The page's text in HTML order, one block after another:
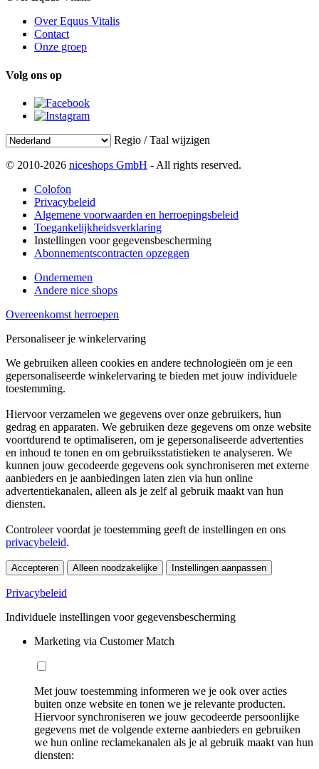
Over Equus Vitalis
Contact
Onze groep
Volg ons op
Regio / Taal wijzigen
© 2010-2026 niceshops GmbH - All rights reserved.
Colofon
Privacybeleid
Algemene voorwaarden en herroepingsbeleid
Toegankelijkheidsverklaring
Instellingen voor gegevensbescherming
Abonnementscontracten opzeggen
Ondernemen
Andere nice shops
Overeenkomst herroepen
Personaliseer je winkelervaring
We gebruiken alleen cookies en andere technologieën om je een
gepersonaliseerde winkelervaring te bieden met jouw individuele
toestemming.
Hiervoor verzamelen we gegevens over onze gebruikers, hun
gedrag en apparaten. We gebruiken deze gegevens om onze website
voortdurend te optimaliseren, om je gepersonaliseerde advertenties
en inhoud te tonen en om gebruiksstatistieken te analyseren. We
kunnen jouw gecodeerde gegevens ook synchroniseren met externe
aanbieders en je aanbiedingen laten zien via hun online
advertentiekanalen, alleen als je zelf al gebruik maakt van hun
diensten.
Controleer voordat je toestemming geeft de instellingen en ons
privacybeleid.
Accepteren Alleen noodzakelijke Instellingen aanpassen
Privacybeleid
Individuele instellingen voor gegevensbescherming
Marketing via Customer Match
Met jouw toestemming informeren we je ook over acties
buiten onze website en tonen we je relevante producten.
Hiervoor synchroniseren we jouw gecodeerde persoonlijke
gegevens met de volgende externe aanbieders en gebruiken
we hun online reclamekanalen als je al gebruik maakt van hun
diensten: